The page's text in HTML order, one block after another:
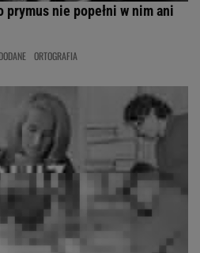
nie popełni w nim ani
ORTOGRAFIA